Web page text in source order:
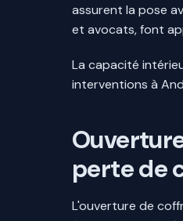
assurent la pose
et avocats, font
La capacité
interventions à
perte de
L'ouverture de